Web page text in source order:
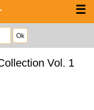
☰
Vol. 1